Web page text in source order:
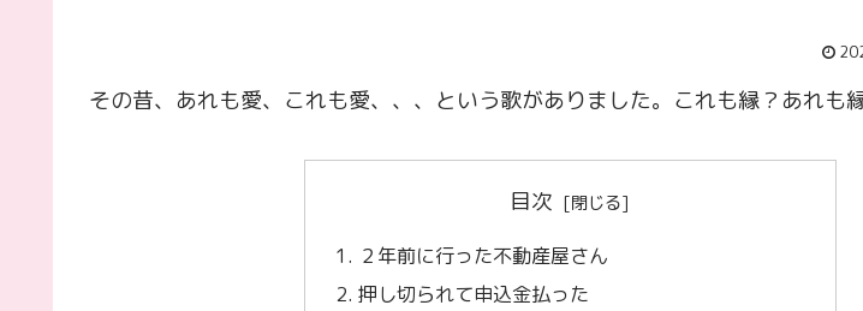
その昔、あれも愛、これも愛、、、という歌がありました。これも縁？あれも
目次
２年前に行った不動産屋さん
押し切られて申込金払った